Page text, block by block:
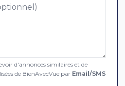
d'annonces similaires et de
de BienAvecVue par Email/SMS